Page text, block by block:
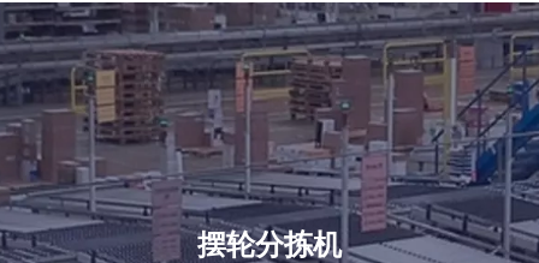
摆轮分拣机